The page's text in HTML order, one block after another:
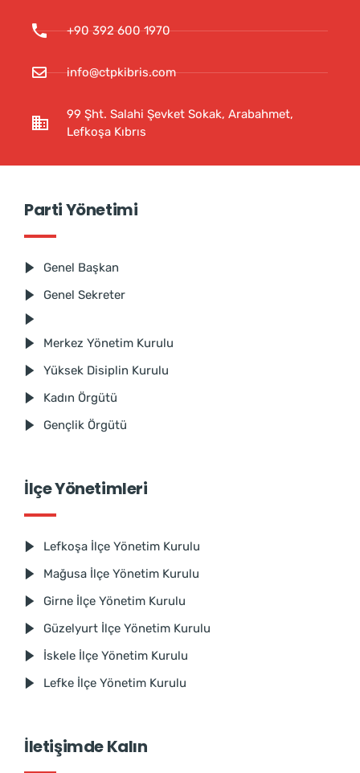
+90 392 600 1970
info@ctpkibris.com
99 Şht. Salahi Şevket Sokak, Arabahmet,
Lefkoşa Kıbrıs
Parti Yönetimi
Genel Başkan
Genel Sekreter
Merkez Yönetim Kurulu
Yüksek Disiplin Kurulu
Kadın Örgütü
Gençlik Örgütü
İlçe Yönetimleri
Lefkoşa İlçe Yönetim Kurulu
Mağusa İlçe Yönetim Kurulu
Girne İlçe Yönetim Kurulu
Güzelyurt İlçe Yönetim Kurulu
İskele İlçe Yönetim Kurulu
Lefke İlçe Yönetim Kurulu
İletişimde Kalın